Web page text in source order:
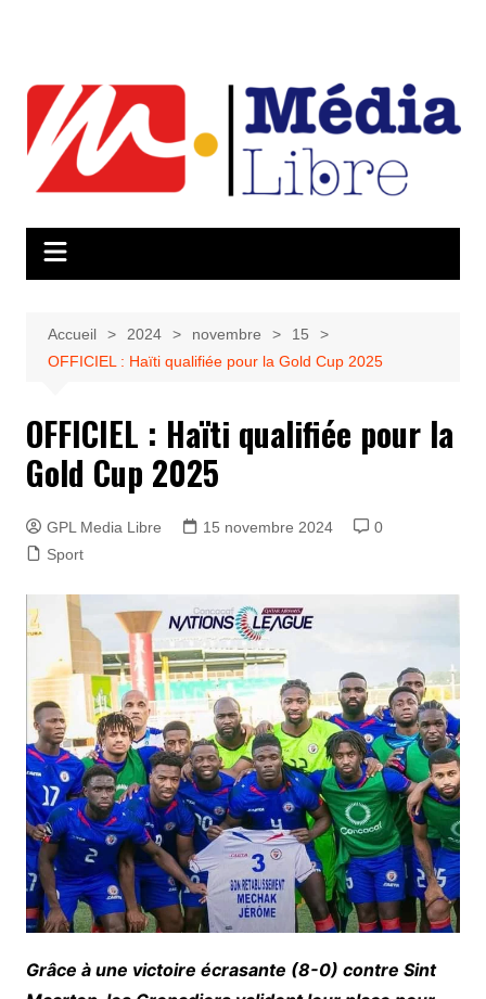
contenu
Accueil 2024 novembre
15
OFFICIEL : Haïti qualifiée pour la Gold Cup 2025
OFFICIEL : Haïti qualifiée pour la
Gold Cup 2025
GPL Media Libre 15 novembre 2024
0
Sport
Grâce à une victoire écrasante (8-0) contre Sint